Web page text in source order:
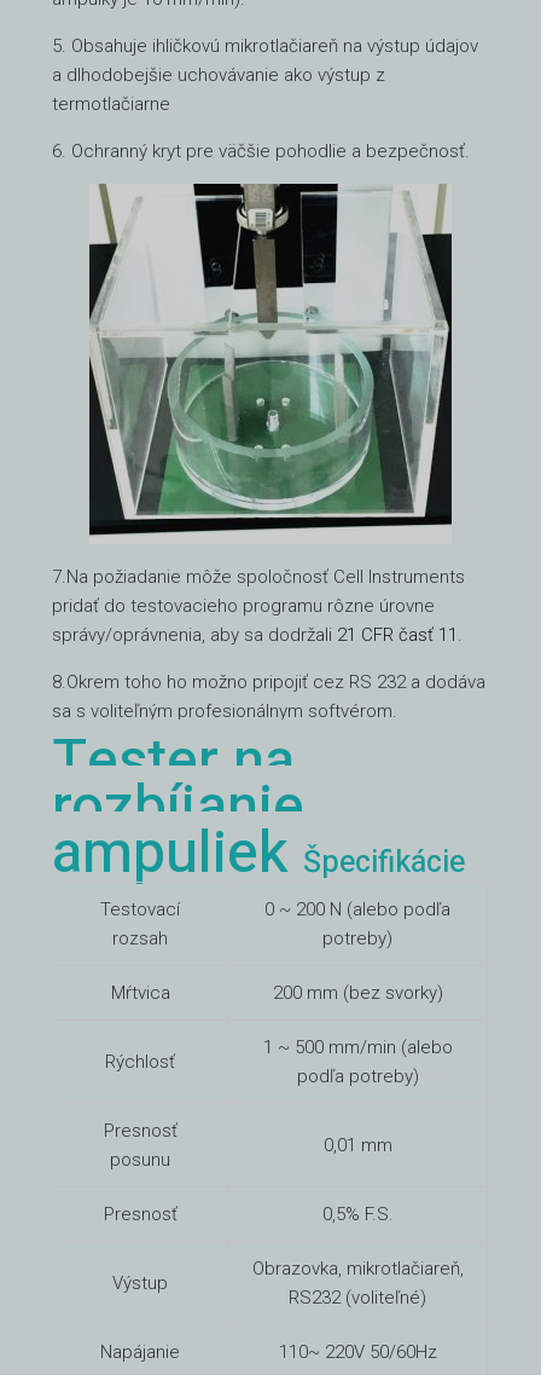
5. Obsahuje ihličkovú mikrotlačiareň na výstup údajov
a dlhodobejšie uchovávanie ako výstup z
termotlačiarne
6. Ochranný kryt pre väčšie pohodlie a bezpečnosť.
7.Na požiadanie môže spoločnosť Cell Instruments
pridať do testovacieho programu rôzne úrovne
správy/oprávnenia, aby sa dodržali 21 CFR časť 11 .
8.Okrem toho ho možno pripojiť cez RS 232 a dodáva
sa s voliteľným profesionálnym softvérom.
Tester na
rozbíjanie
ampuliek Špecifikácie
Testovací
rozsah
0 ~ 200 N (alebo podľa
potreby)
Mŕtvica 200 mm (bez svorky)
Rýchlosť
1 ~ 500 mm/min (alebo
podľa potreby)
Presnosť
posunu
0,01 mm
Presnosť 0,5% F.S.
Výstup
Obrazovka, mikrotlačiareň,
RS232 (voliteľné)
Napájanie 110~ 220V 50/60Hz